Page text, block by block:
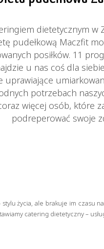
dietetycznym
pudełkową Maczfit
posiłków. 11
u nas coś dla
potrzebach
więcej osób, które
podreperować swoje
życia, ale brakuje im czasu
catering dietetyczny –